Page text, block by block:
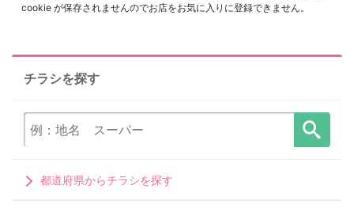
cookie が保存されませんのでお店をお気に入りに登録できません。
チラシを探す
都道府県からチラシを探す